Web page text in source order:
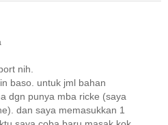
nih.
baso. untuk jml bahan
dgn punya mba ricke (saya
dan saya memasukkan 1